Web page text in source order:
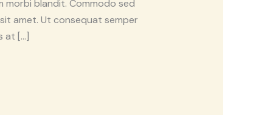
morbi blandit. Commodo sed
amet. Ut consequat semper
at […]